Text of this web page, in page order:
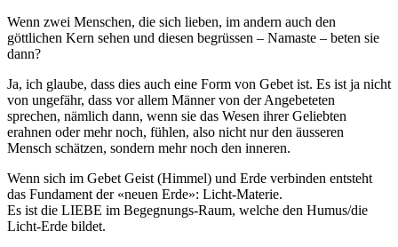
Wenn zwei Menschen, die sich lieben, im andern auch den
göttlichen Kern sehen und diesen begrüssen – Namaste – beten sie
dann?
Ja, ich glaube, dass dies auch eine Form von Gebet ist. Es ist ja nicht
von ungefähr, dass vor allem Männer von der Angebeteten
sprechen, nämlich dann, wenn sie das Wesen ihrer Geliebten
erahnen oder mehr noch, fühlen, also nicht nur den äusseren
Mensch schätzen, sondern mehr noch den inneren.
Wenn sich im Gebet Geist (Himmel) und Erde verbinden entsteht
das Fundament der «neuen Erde»: Licht-Materie.
Es ist die LIEBE im Begegnungs-Raum, welche den Humus/die
Licht-Erde bildet.